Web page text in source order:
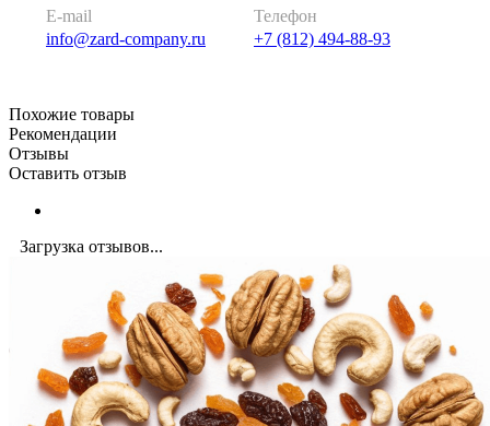
E-mail
info@zard-company.ru
Телефон
+7 (812) 494-88-93
Похожие товары
Рекомендации
Отзывы
Оставить отзыв
Загрузка отзывов...